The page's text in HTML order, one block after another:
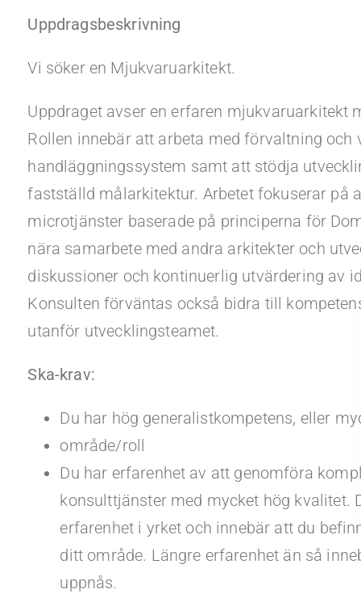
Uppdragsbeskrivning
Vi söker en Mjukvaruarkitekt.
Uppdraget avser en erfaren mjukvaruarkitekt
Rollen innebär att arbeta med förvaltning
handläggningssystem samt att stödja
fastställd målarkitektur. Arbetet fokuserar på
microtjänster baserade på principerna för
nära samarbete med andra arkitekter och
diskussioner och kontinuerlig utvärdering av
Konsulten förväntas också bidra till
utanför utvecklingsteamet.
Ska-krav:
Du har hög generalistkompetens, eller
område/roll
Du har erfarenhet av att genomföra
konsulttjänster med mycket hög kvalitet.
erfarenhet i yrket och innebär att du
ditt område. Längre erfarenhet än så
uppnås.